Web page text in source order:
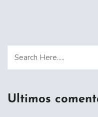
Ultimos